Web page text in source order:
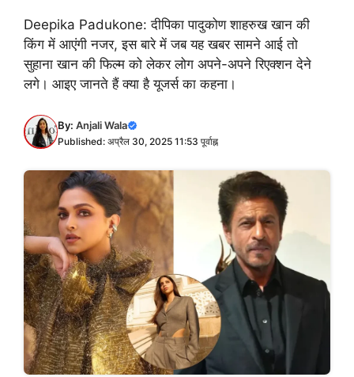
Deepika Padukone: दीपिका पादुकोण शाहरुख खान की
किंग में आएंगी नजर, इस बारे में जब यह खबर सामने आई तो
सुहाना खान की फिल्म को लेकर लोग अपने-अपने रिएक्शन देने
लगे। आइए जानते हैं क्या है यूजर्स का कहना।
By: Anjali Wala
Published: अप्रैल 30, 2025 11:53 पूर्वाह्न